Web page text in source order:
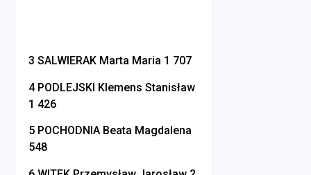
3 SALWIERAK Marta Maria 1 707
4 PODLEJSKI Klemens Stanisław
1 426
5 POCHODNIA Beata Magdalena
548